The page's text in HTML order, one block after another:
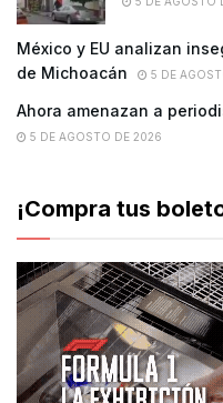
México y EU analizan
de Michoacán
5 DE
Ahora amenazan a
5 DE AGOSTO DE 2026
¡Compra tus